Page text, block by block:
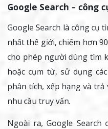
Google Search – công
Google Search là công cụ
nhất thế giới, chiếm hơn
cho phép người dùng tìm
hoặc cụm từ, sử dụng
phân tích, xếp hạng và
nhu cầu truy vấn.
Ngoài ra, Google Search